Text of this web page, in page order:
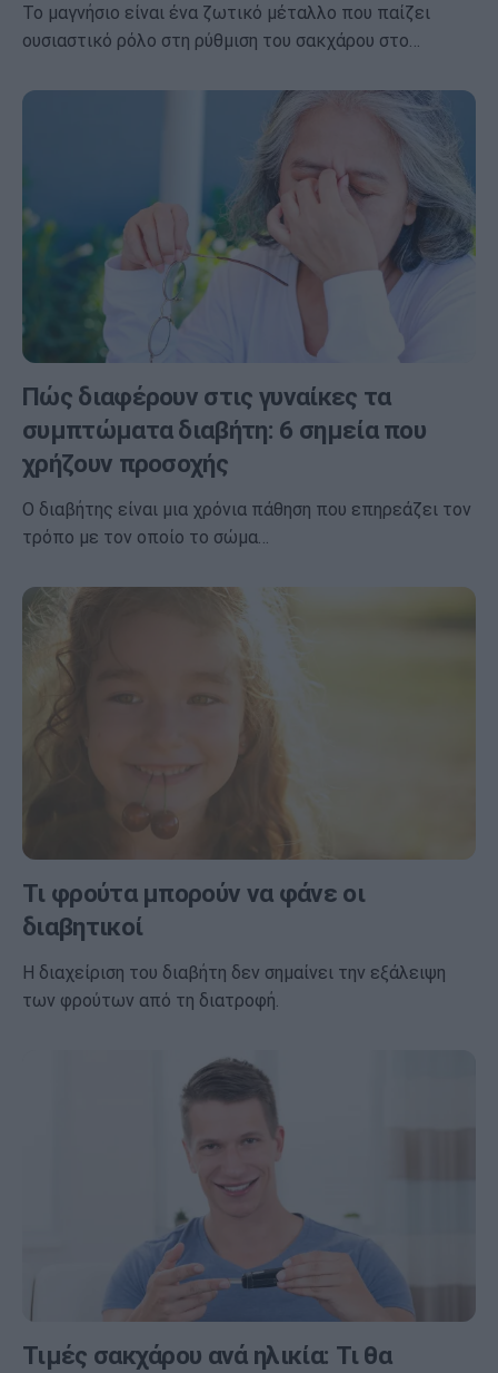
Το μαγνήσιο είναι ένα ζωτικό μέταλλο που παίζει
ουσιαστικό ρόλο στη ρύθμιση του σακχάρου στο…
Πώς διαφέρουν στις γυναίκες τα
συμπτώματα διαβήτη: 6 σημεία που
χρήζουν προσοχής
Ο διαβήτης είναι μια χρόνια πάθηση που επηρεάζει τον
τρόπο με τον οποίο το σώμα…
Τι φρούτα μπορούν να φάνε οι
διαβητικοί
Η διαχείριση του διαβήτη δεν σημαίνει την εξάλειψη
των φρούτων από τη διατροφή.
Τιμές σακχάρου ανά ηλικία: Τι θα